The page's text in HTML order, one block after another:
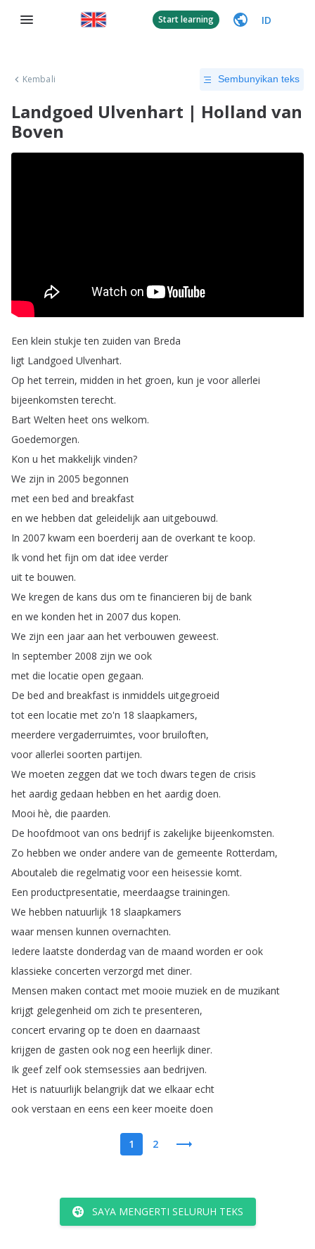
Start learning ID
Kembali Sembunyikan teks
Landgoed Ulvenhart | Holland van
Boven
Een klein stukje ten zuiden van Breda
ligt Landgoed Ulvenhart.
Op het terrein, midden in het groen, kun je voor allerlei
bijeenkomsten terecht.
Bart Welten heet ons welkom.
Goedemorgen.
Kon u het makkelijk vinden?
We zijn in 2005 begonnen
met een bed and breakfast
en we hebben dat geleidelijk aan uitgebouwd.
In 2007 kwam een boerderij aan de overkant te koop.
Ik vond het fijn om dat idee verder
uit te bouwen.
We kregen de kans dus om te financieren bij de bank
en we konden het in 2007 dus kopen.
We zijn een jaar aan het verbouwen geweest.
In september 2008 zijn we ook
met die locatie open gegaan.
De bed and breakfast is inmiddels uitgegroeid
tot een locatie met zo'n 18 slaapkamers,
meerdere vergaderruimtes, voor bruiloften,
voor allerlei soorten partijen.
We moeten zeggen dat we toch dwars tegen de crisis
het aardig gedaan hebben en het aardig doen.
Mooi hè, die paarden.
De hoofdmoot van ons bedrijf is zakelijke bijeenkomsten.
Zo hebben we onder andere van de gemeente Rotterdam,
Aboutaleb die regelmatig voor een heisessie komt.
Een productpresentatie, meerdaagse trainingen.
We hebben natuurlijk 18 slaapkamers
waar mensen kunnen overnachten.
Iedere laatste donderdag van de maand worden er ook
klassieke concerten verzorgd met diner.
Mensen maken contact met mooie muziek en de muzikant
krijgt gelegenheid om zich te presenteren,
concert ervaring op te doen en daarnaast
krijgen de gasten ook nog een heerlijk diner.
Ik geef zelf ook stemsessies aan bedrijven.
Het is natuurlijk belangrijk dat we elkaar echt
ook verstaan en eens een keer moeite doen
1 2
SAYA MENGERTI SELURUH TEKS